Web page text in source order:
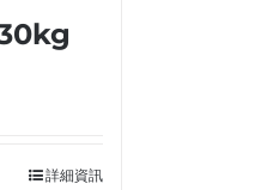
詳細資訊